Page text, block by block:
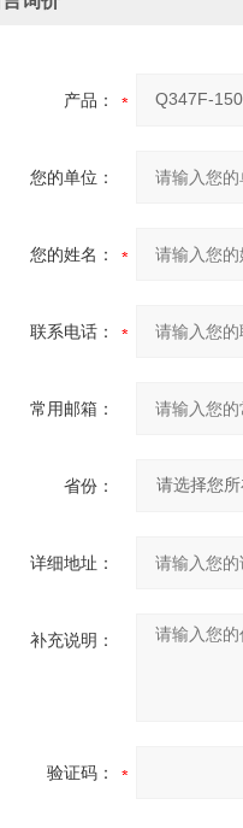
产品：
您的单位：
您的姓名：
联系电话：
常用邮箱：
省份：
详细地址：
补充说明：
验证码：